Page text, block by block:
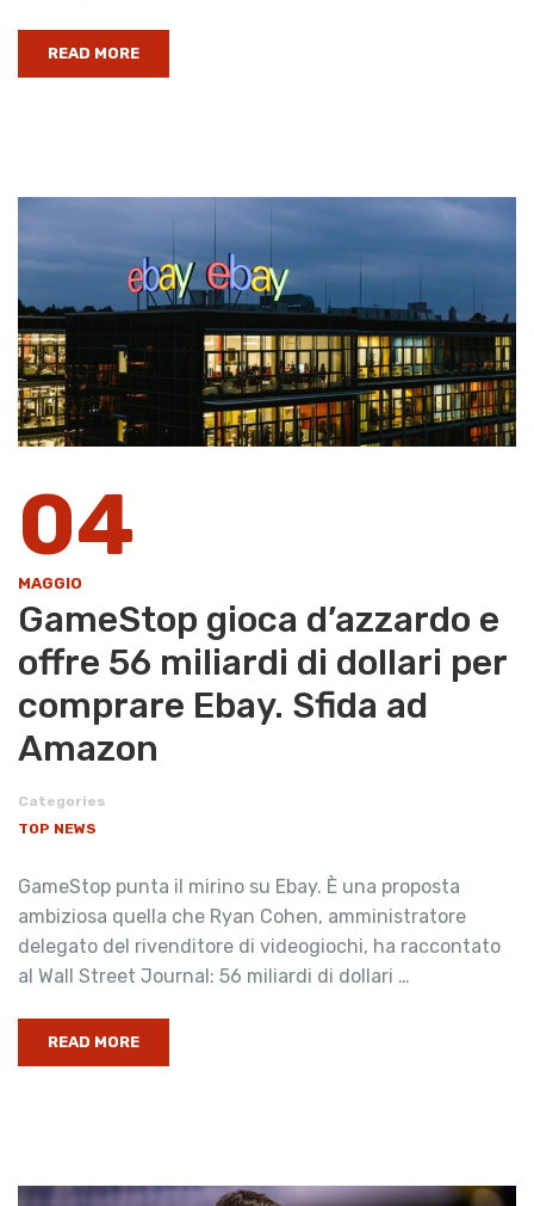
READ MORE
04
MAGGIO
GameStop gioca d’azzardo e
offre 56 miliardi di dollari per
comprare Ebay. Sfida ad
Amazon
Categories
TOP NEWS
GameStop punta il mirino su Ebay. È una proposta
ambiziosa quella che Ryan Cohen, amministratore
delegato del rivenditore di videogiochi, ha raccontato
al Wall Street Journal: 56 miliardi di dollari …
READ MORE